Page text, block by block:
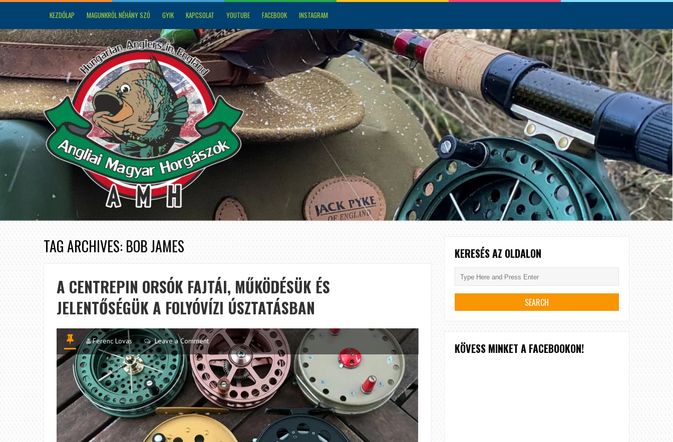
KEZDŐLAP MAGUNKRÓL NÉHÁNY SZÓ GYIK KAPCSOLAT YOUTUBE FACEBOOK INSTAGRAM
TAG ARCHIVES: BOB JAMES
A CENTREPIN ORSÓK FAJTÁI, MŰKÖDÉSÜK ÉS
JELENTŐSÉGÜK A FOLYÓVÍZI ÚSZTATÁSBAN
Ferenc Lovas Leave a Comment
KERESÉS AZ OLDALON
KÖVESS MINKET A FACEBOOKON!